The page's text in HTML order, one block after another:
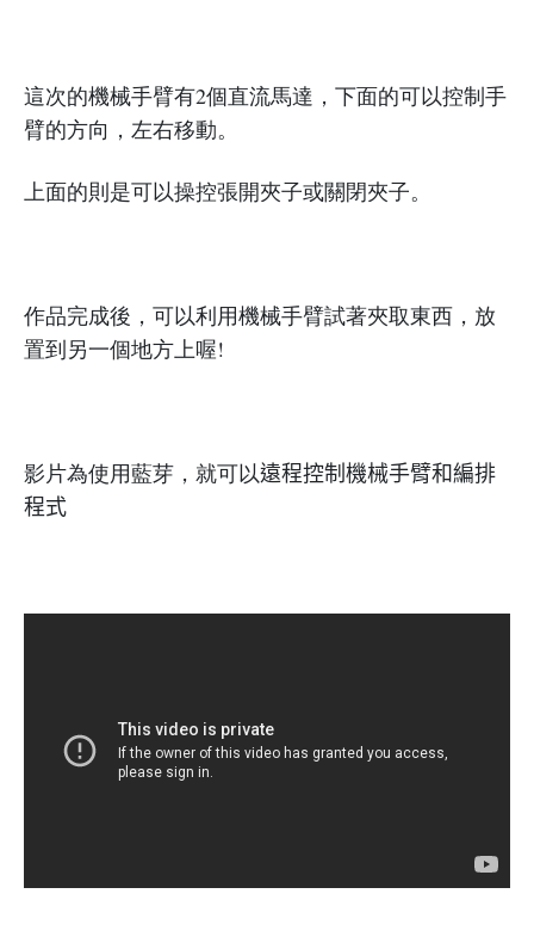
這次的機械手臂有2個直流馬達，下面的可以控制手
臂的方向，左右移動。
上面的則是可以操控張開夾子或關閉夾子。
作品完成後，可以利用機械手臂試著夾取東西，放
置到另一個地方上喔!
影片為使用藍芽，就可以遠程控制機械手臂和編排
程式